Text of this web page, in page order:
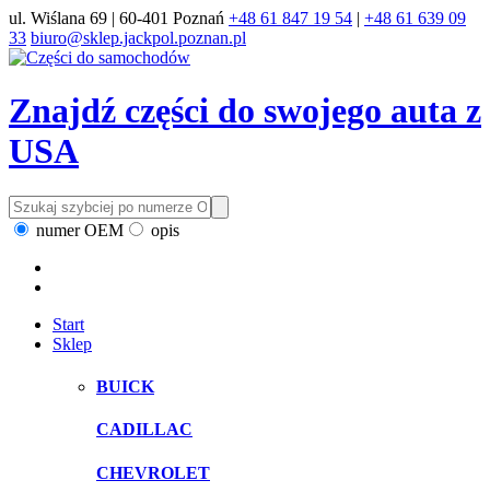
ul. Wiślana 69 | 60-401 Poznań +48 61 847 19 54 | +48 61 639 09
33 biuro@sklep.jackpol.poznan.pl
Znajdź części do swojego auta z
USA
numer OEM opis
Start
Sklep
BUICK
CADILLAC
CHEVROLET